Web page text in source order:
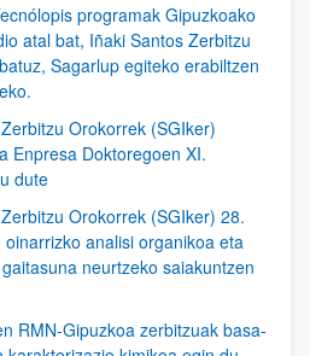
programak Gipuzkoako
atal bat, Iñaki Santos Zerbitzu
Sagarlup egiteko erabiltzen
Orokorrek (SGIker)
Enpresa Doktoregoen XI.
dute
Orokorrek (SGIker) 28.
analisi organikoa eta
neurtzeko saiakuntzen
RMN-Gipuzkoa zerbitzuak basa-